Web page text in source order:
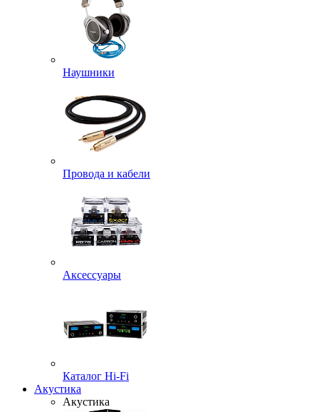
Наушники
Провода и кабели
Аксессуары
Каталог Hi-Fi
Акустика
Акустика